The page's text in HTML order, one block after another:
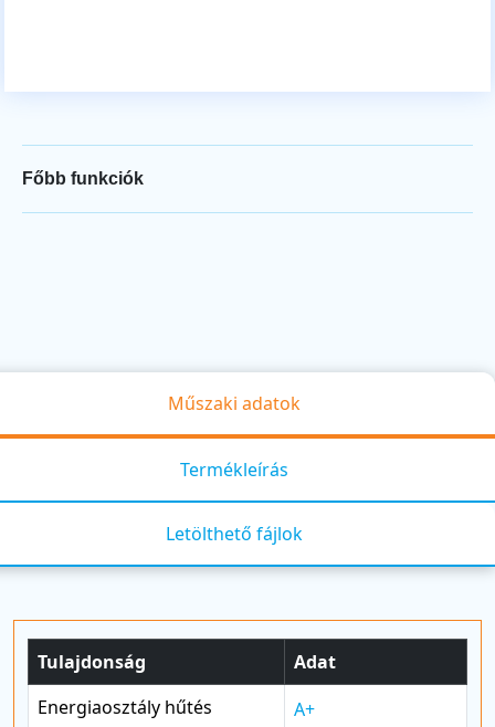
Főbb funkciók
Műszaki adatok
Termékleírás
Letölthető fájlok
Tulajdonság
Adat
Energiaosztály hűtés
A+